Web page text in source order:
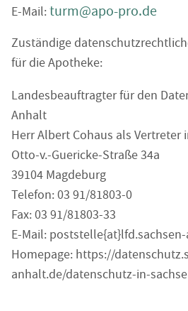
E-Mail:turm@apo-pro.de
Zuständige
für die Apotheke:
Landesbeauftragter für den
Anhalt
Herr Albert Cohaus als Vertreter
Otto-v.-Guericke-Straße 34a
39104 Magdeburg
Telefon: 03 91/81803-0
Fax: 03 91/81803-33
E-Mail:
Homepage: https://
anhalt.de/datenschutz-in-